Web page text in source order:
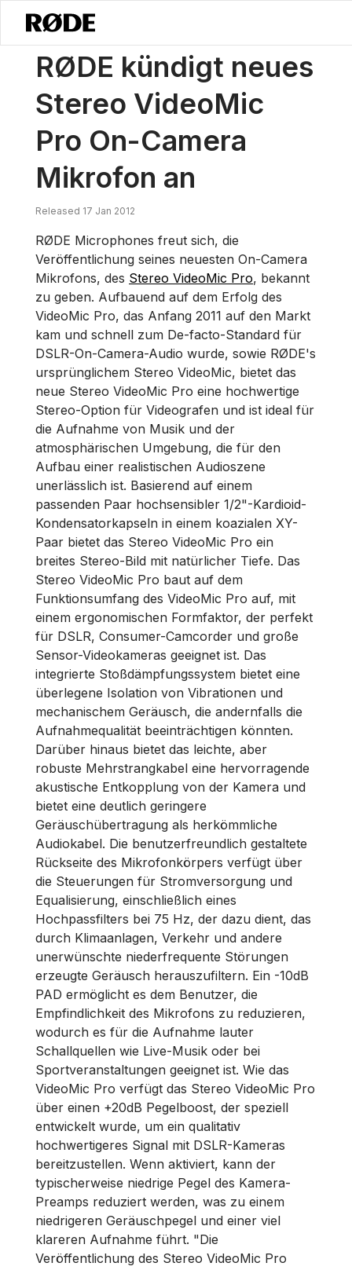
Nachrichten / RØDE Kündigt Neues Stereo VideoMic Pro Mikrofon
RØDE kündigt neues
Stereo VideoMic
Pro On-Camera
Mikrofon an
Released 17 Jan 2012
RØDE Microphones freut sich, die
Veröffentlichung seines neuesten On-Camera
Mikrofons, des Stereo VideoMic Pro, bekannt
zu geben. Aufbauend auf dem Erfolg des
VideoMic Pro, das Anfang 2011 auf den Markt
kam und schnell zum De-facto-Standard für
DSLR-On-Camera-Audio wurde, sowie RØDE's
ursprünglichem Stereo VideoMic, bietet das
neue Stereo VideoMic Pro eine hochwertige
Stereo-Option für Videografen und ist ideal für
die Aufnahme von Musik und der
atmosphärischen Umgebung, die für den
Aufbau einer realistischen Audioszene
unerlässlich ist. Basierend auf einem
passenden Paar hochsensibler 1/2"-Kardioid-
Kondensatorkapseln in einem koazialen XY-
Paar bietet das Stereo VideoMic Pro ein
breites Stereo-Bild mit natürlicher Tiefe. Das
Stereo VideoMic Pro baut auf dem
Funktionsumfang des VideoMic Pro auf, mit
einem ergonomischen Formfaktor, der perfekt
für DSLR, Consumer-Camcorder und große
Sensor-Videokameras geeignet ist. Das
integrierte Stoßdämpfungssystem bietet eine
überlegene Isolation von Vibrationen und
mechanischem Geräusch, die andernfalls die
Aufnahmequalität beeinträchtigen könnten.
Darüber hinaus bietet das leichte, aber
robuste Mehrstrangkabel eine hervorragende
akustische Entkopplung von der Kamera und
bietet eine deutlich geringere
Geräuschübertragung als herkömmliche
Audiokabel. Die benutzerfreundlich gestaltete
Rückseite des Mikrofonkörpers verfügt über
die Steuerungen für Stromversorgung und
Equalisierung, einschließlich eines
Hochpassfilters bei 75 Hz, der dazu dient, das
durch Klimaanlagen, Verkehr und andere
unerwünschte niederfrequente Störungen
erzeugte Geräusch herauszufiltern. Ein -10dB
PAD ermöglicht es dem Benutzer, die
Empfindlichkeit des Mikrofons zu reduzieren,
wodurch es für die Aufnahme lauter
Schallquellen wie Live-Musik oder bei
Sportveranstaltungen geeignet ist. Wie das
VideoMic Pro verfügt das Stereo VideoMic Pro
über einen +20dB Pegelboost, der speziell
entwickelt wurde, um ein qualitativ
hochwertigeres Signal mit DSLR-Kameras
bereitzustellen. Wenn aktiviert, kann der
typischerweise niedrige Pegel des Kamera-
Preamps reduziert werden, was zu einem
niedrigeren Geräuschpegel und einer viel
klareren Aufnahme führt. "Die
Veröffentlichung des Stereo VideoMic Pro